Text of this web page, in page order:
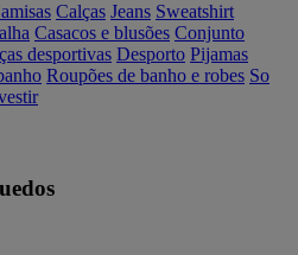
Calças Jeans Sweatshirt
Casacos e blusões Conjunto
desportivas Desporto Pijamas
Roupões de banho e robes So